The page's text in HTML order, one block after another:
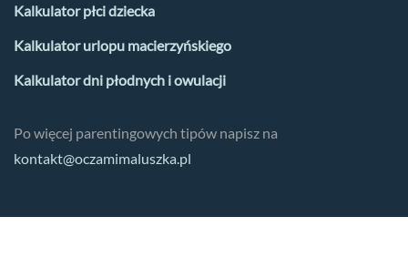
Kalkulator płci dziecka
Kalkulator urlopu macierzyńskiego
Kalkulator dni płodnych i owulacji
Po więcej parentingowych tipów napisz na
kontakt@oczamimaluszka.pl